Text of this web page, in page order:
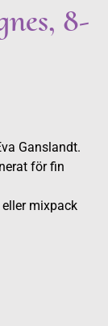
8-
Ganslandt.
för fin
mixpack